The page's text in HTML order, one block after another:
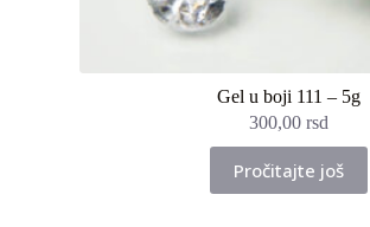
Gel u boji 111 – 5g
300,00rsd
Pročitajte još